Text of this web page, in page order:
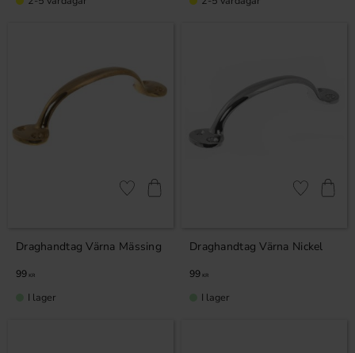
Draghandtag Värna Mässing
99 KR
Lägg till i favoriter
I lager
Draghandtag Värna Nickel
99 KR
Lägg till i
I lager